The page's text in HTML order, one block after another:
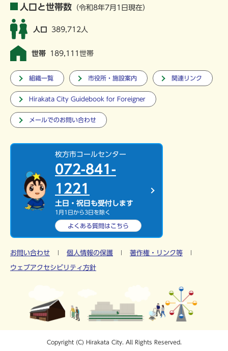
人口と世帯数 （令和8年7月1日現在）
人口 389,712人
世帯 189,111世帯
組織一覧 市役所・施設案内 関連リンク
Hirakata City Guidebook for Foreigner
メールでのお問い合わせ
枚方市コールセンター
072-841-
1221
土日・祝日も受付します
1月1日から3日を除く
よくある質問はこちら
お問い合わせ 個人情報の保護 著作権・リンク等
ウェブアクセシビリティ方針
Copyright (C) Hirakata City. All Rights Reserved.